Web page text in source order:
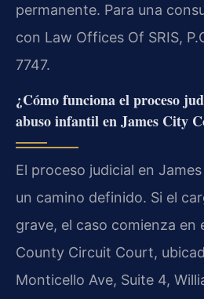
permanente. Para una
con Law Offices Of SRIS,
7747.
¿Cómo funciona el proceso
abuso infantil en James City
El proceso judicial en
un camino definido. Si el
grave, el caso comienza en
County Circuit Court,
Monticello Ave, Suite 4,